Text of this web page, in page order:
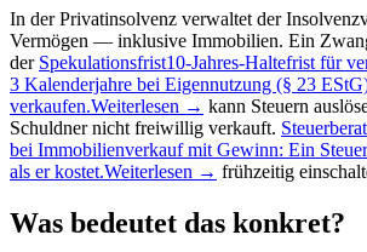
In der Privatinsolvenz verwaltet der
Vermögen — inklusive Immobilien. Ein
der Spekulationsfrist10-Jahres-Haltefrist für
3 Kalenderjahre bei Eigennutzung (§ 23
verkaufen.Weiterlesen → kann Steuern
Schuldner nicht freiwillig verkauft.
bei Immobilienverkauf mit Gewinn: Ein
als er kostet.Weiterlesen → frühzeitig
Was bedeutet das konkret?